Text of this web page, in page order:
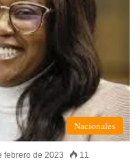
Nacionales
febrero de 2023 11